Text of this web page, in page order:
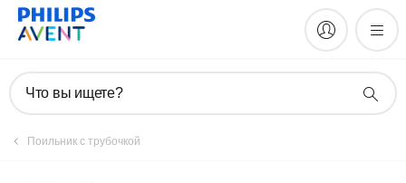
Что вы ищете?
Поильник с трубочкой